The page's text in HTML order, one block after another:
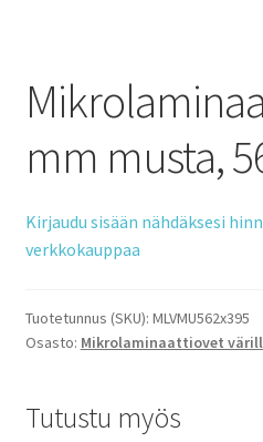
mm musta,
Kirjaudu sisään nähdäksesi
verkkokauppaa
Tuotetunnus (SKU): MLVMU562x395
Osasto: Mikrolaminaattiovet
Tutustu myös